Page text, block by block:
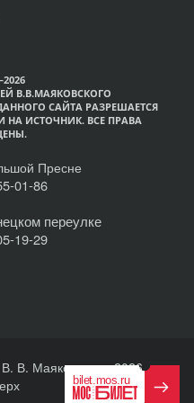
В.В.МАЯКОВСКОГО
САЙТА РАЗРЕШАЕТСЯ
НА ИСТОЧНИК. ВСЕ ПРАВА
Пресне
01-86
переулке
19-29
В. Маяковского, 2026